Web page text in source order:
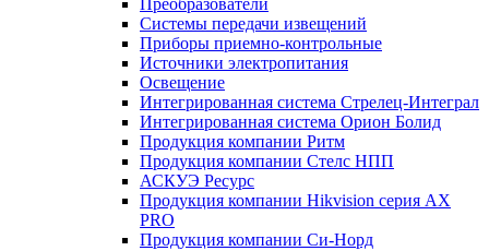
Преобразователи
Системы передачи извещений
Приборы приемно-контрольные
Источники электропитания
Освещение
Интегрированная система Стрелец-Интеграл
Интегрированная система Орион Болид
Продукция компании Ритм
Продукция компании Стелс НПП
АСКУЭ Ресурс
Продукция компании Hikvision серия AX
PRO
Продукция компании Си-Норд